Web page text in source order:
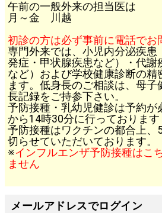
午前の一般外来の担当医は
月～金 川越
初診の方は必ず事前に電話でお
専門外来では、小児内分泌疾患
発症・甲状腺疾患など）・代謝
など）および学校健康診断の精
ます。低身長のご相談は、母
長記録をご持参下さい。
予防接種・乳幼児健診は予約が
から14時30分に行っております
予防接種はワクチンの都合上、
切らせていただいております。
※インフルエンザ予防接種はこ
ません
メールアドレスでログイン